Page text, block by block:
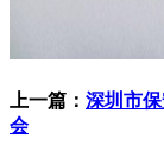
上一篇： 深圳市
会